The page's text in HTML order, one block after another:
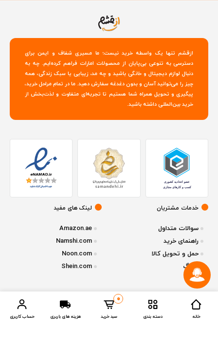
ازقشم تنها یک واسطه خرید نیست؛ ما مسیری شفاف و ایمن برای
دسترسی به تنوعی بی‌پایان از محصولات امارات فراهم کرده‌ایم. چه به
دنبال لوازم دیجیتال و خانگی باشید و چه مد، زیبایی یا سبک زندگی، همه
چیز را می‌توانید آسان و بدون دغدغه سفارش دهید. ما در تمام مراحل خرید،
پیگیری و تحویل همراه شما هستیم تا تجربه‌ای متفاوت و لذت‌بخش از
خرید بین‌المللی داشته باشید.
خدمات مشتریان
سوالات متداول
راهنمای خرید
حمل و تحویل کالا
وبلاگ
لینک های مفید
Amazon.ae
Namshi.com
Noon.com
Shein.com
خانه دسته بندی
0
سبد خرید هزینه های باربری حساب کاربری